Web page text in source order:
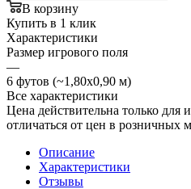
В корзину
Купить в 1 клик
Характеристики
Размер игрового поля
—
6 футов (~1,80х0,90 м)
Все характеристики
Цена действительна только для
отличаться от цен в розничных
Описание
Характеристики
Отзывы